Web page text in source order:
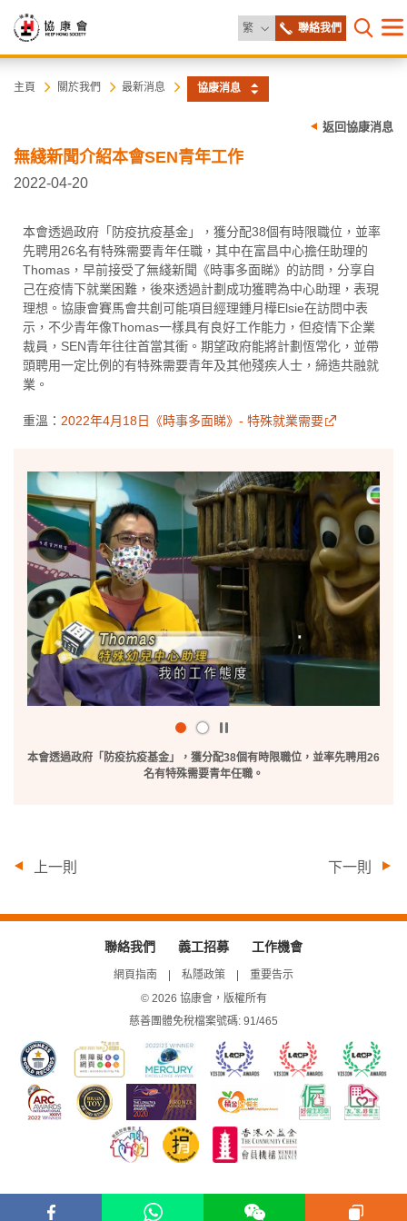
繁 更改語言聯絡我們
打開目
協
會
主頁 關於我們 最新消息 協康消息
返回協康消息
無綫新聞介紹本會SEN青年工作
2022-04-20
本會透過政府「防疫抗疫基金」，獲分配38個有時限職位，並率
先聘用26名有特殊需要青年任職，其中在富昌中心擔任助理的
Thomas，早前接受了無綫新聞《時事多面睇》的訪問，分享自
己在疫情下就業困難，後來透過計劃成功獲聘為中心助理，表現
理想。協康會賽馬會共創可能項目經理鍾月樺Elsie在訪問中表
示，不少青年像Thomas一樣具有良好工作能力，但疫情下企業
裁員，SEN青年往往首當其衝。期望政府能將計劃恆常化，並帶
頭聘用一定比例的有特殊需要青年及其他殘疾人士，締造共融就
業。
重溫： 2022年4月18日《時事多面睇》- 特殊就業需要
播
放
/
本會透過政府「防疫抗疫基金」，獲分配38個有時限職位，並率先聘用26
名有特殊需要青年任職。
上一則 下一則
聯絡我們 義工招募 工作機會
網頁指南 私隱政策
重要告示
© 2026 協康會，版權所有
慈善團體免稅檔案號碼: 91/465